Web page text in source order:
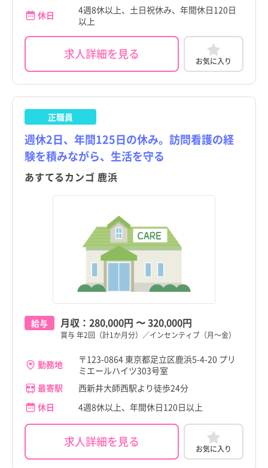
休日
4週8休以上、土日祝休み、年間休日120日
以上
求人詳細を見る お気に入り
正職員
週休2日、年間125日の休み。訪問看護の経
験を積みながら、生活を守る
あすてるカンゴ 鹿浜
給与 月収： 280,000円 〜320,000円
賞与 年2回（計1か月分）／インセンティブ（月～金）
勤務地
〒123-0864 東京都足立区鹿浜5-4-20 プリ
ミエールハイツ303号室
最寄駅
西新井大師西駅より徒歩24分
休日
4週8休以上、年間休日120日以上
求人詳細を見る お気に入り